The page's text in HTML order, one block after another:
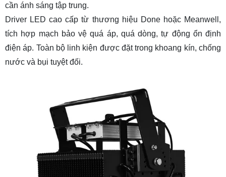
cần ánh sáng tập trung.
Driver LED cao cấp từ thương hiệu Done hoặc Meanwell,
tích hợp mạch bảo vệ quá áp, quá dòng, tự động ổn định
điện áp. Toàn bộ linh kiện được đặt trong khoang kín, chống
nước và bụi tuyệt đối.